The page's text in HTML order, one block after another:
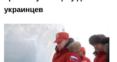
украинцев